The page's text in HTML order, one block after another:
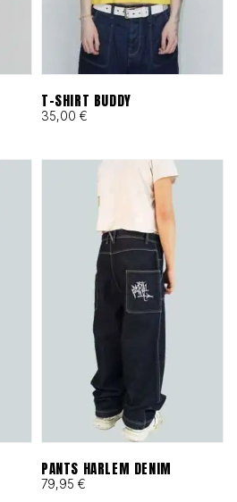
T-SHIRT BUDDY
35,00 €
PANTS HARLEM DENIM
79,95 €